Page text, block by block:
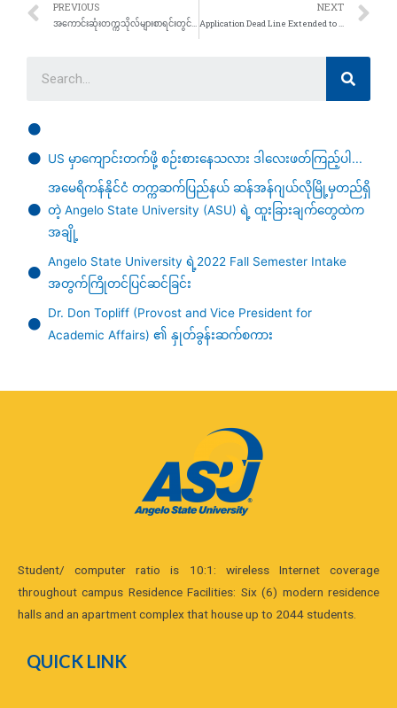
PREVIOUS
အကောင်းဆုံးတက္ကသိုလ်များစာရင်းတွင် ၁၃ နှစ်ဆက်တိုက် ASU ဖော်ပြခံရ
NEXT
Application Dead Line Extended to end of October! Apply Now
US မှာ‌ကျောင်းတက်ဖို့ စဉ်းစားနေသလား ဒါလေးဖတ်ကြည့်ပါ...
အမေရိကန်နိုင်ငံ တက္ကဆက်ပြည်နယ် ဆန်အန်ဂျယ်လိုမြို့မှတည်ရှိ
တဲ့ Angelo State University (ASU) ရဲ့ ထူးခြားချက်တွေထဲက
အချို့
Angelo State University ရဲ့2022 Fall Semester Intake
အတွက်ကြိုတင်ပြင်ဆင်ခြင်း
Dr. Don Topliff (Provost and Vice President for
Academic Affairs) ၏ နှုတ်ခွန်းဆက်စကား
Student/ computer ratio is 10:1: wireless Internet coverage
throughout campus Residence Facilities: Six (6) modern residence
halls and an apartment complex that house up to 2044 students.
QUICK LINK